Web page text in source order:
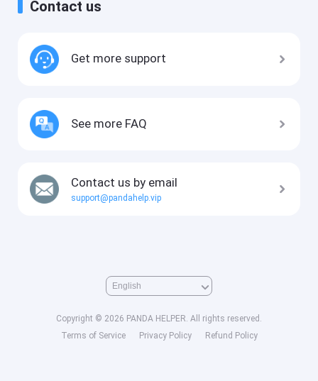
Contact us
Get more support
See more FAQ
Contact us by email
support@pandahelp.vip
Copyright © 2026 PANDA HELPER. All rights reserved.
Terms of Service
Privacy Policy Refund Policy